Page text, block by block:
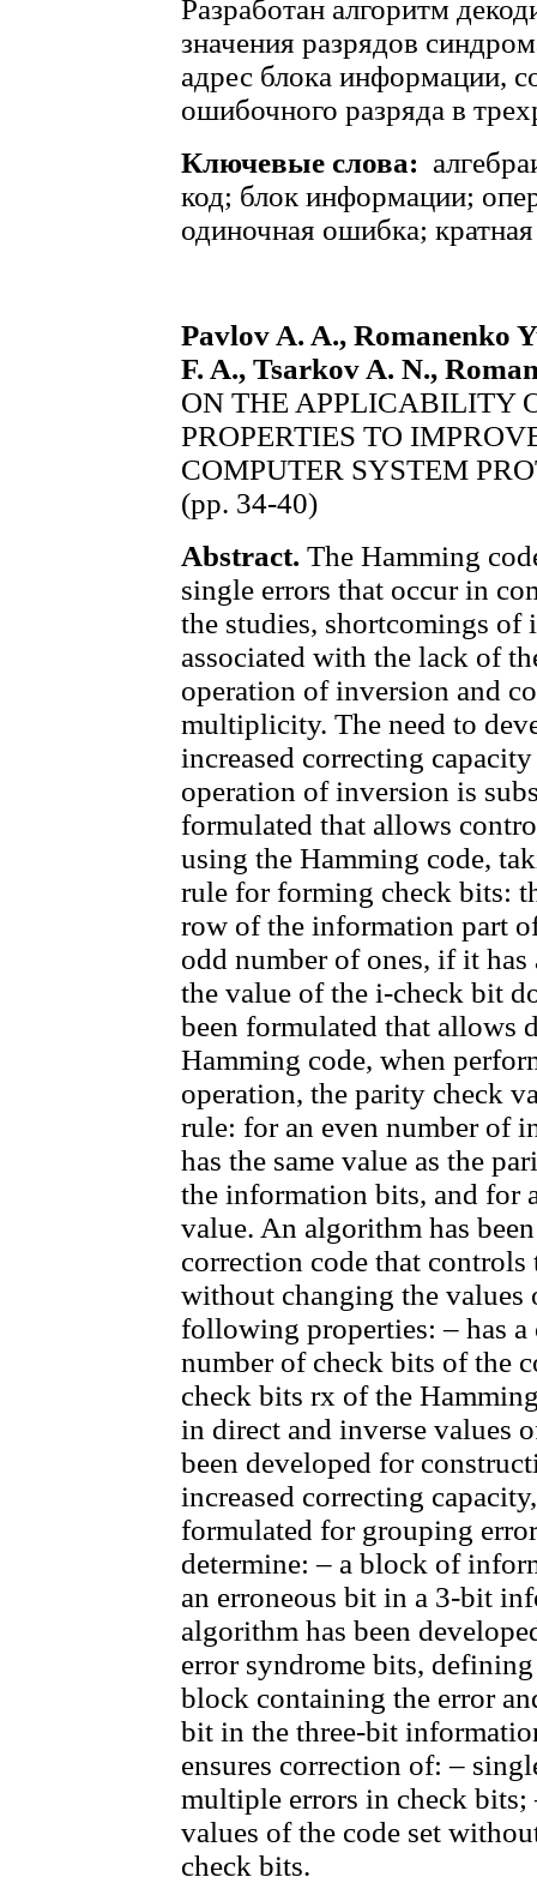
Разработан алгоритм
значения разрядов
адрес блока информации,
ошибочного разряда в
Ключевые слова:
код; блок информации;
одиночная ошибка;
Pavlov A. A., Romanenko
F. A., Tsarkov A. N.,
ON THE APPLICABILITY
PROPERTIES TO
COMPUTER SYSTEM
(pp. 34-40)
Abstract. The Hamming
single errors that occur in
the studies, shortcomings of
associated with the lack of
operation of inversion and
multiplicity. The need to
increased correcting
operation of inversion is
formulated that allows
using the Hamming code,
rule for forming check bits:
row of the information part
odd number of ones, if it
the value of the i-check bit
been formulated that allows
Hamming code, when
operation, the parity check
rule: for an even number of
has the same value as the
the information bits, and for
value. An algorithm has
correction code that
without changing the values
following properties: – has a
number of check bits of the
check bits rх of the
in direct and inverse values
been developed for
increased correcting
formulated for grouping
determine: – a block of
an erroneous bit in a 3-bit
algorithm has been
error syndrome bits,
block containing the error
bit in the three-bit
ensures correction of: –
multiple errors in check bits;
values of the code set
check bits.